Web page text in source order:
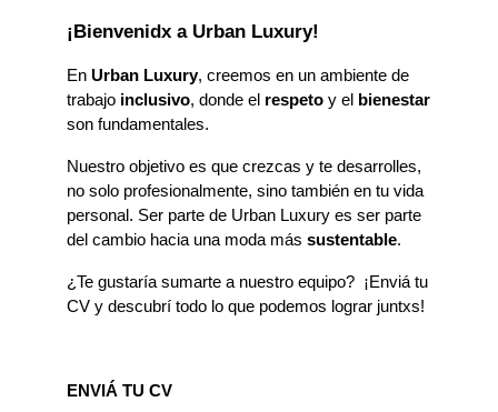
¡Bienvenidx a Urban Luxury!
En Urban Luxury, creemos en un ambiente de
trabajo inclusivo, donde el respeto y el
bienestar
son fundamentales.
Nuestro objetivo es que crezcas y te desarrolles,
no solo profesionalmente, sino también en tu vida
personal. Ser parte de Urban Luxury es ser parte
del cambio hacia una moda más sustentable.
¿Te gustaría sumarte a nuestro equipo?  ¡Enviá tu
CV y descubrí todo lo que podemos lograr juntxs!
ENVIÁ TU CV